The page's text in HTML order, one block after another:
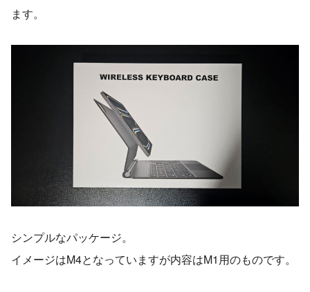
ます。
シンプルなパッケージ。
イメージはM4となっていますが内容はM1用のものです。